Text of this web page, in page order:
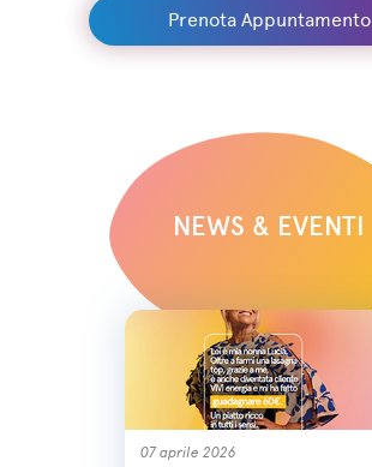
Prenota Appuntamento
NEWS & EVENTI
07 aprile 2026